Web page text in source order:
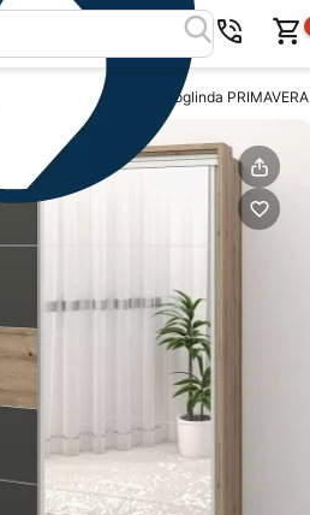
Dulap usi glisante cu oglinda PRIMAVERA